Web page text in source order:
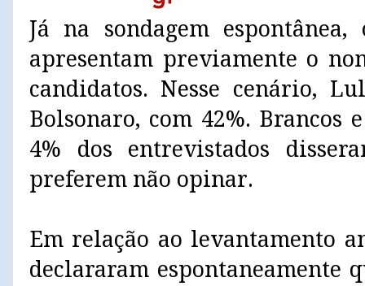
Já na sondagem
apresentam previamente o
candidatos. Nesse cenário,
Bolsonaro, com 42%. Brancos
4% dos entrevistados
preferem não opinar.
Em relação ao levantamento
declararam espontaneamente